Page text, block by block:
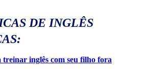
DE INGLÊS
inglês com seu filho fora